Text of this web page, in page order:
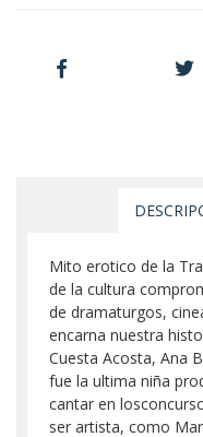
Mito erotico de la
de la cultura
de dramaturgos,
encarna nuestra
Cuesta Acosta, Ana
fue la ultima niña
cantar en
ser artista, como